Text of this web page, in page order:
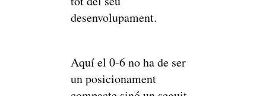
desenvolupament.
Aquí el 0-6 no ha de ser
un posicionament